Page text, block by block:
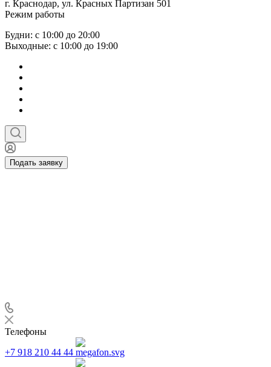
г. Краснодар, ул. Красных Партизан 501
Режим работы
Будни: с 10:00 до 20:00
Выходные: с 10:00 до 19:00
Подать заявку
Телефоны
+7 918 210 44 44